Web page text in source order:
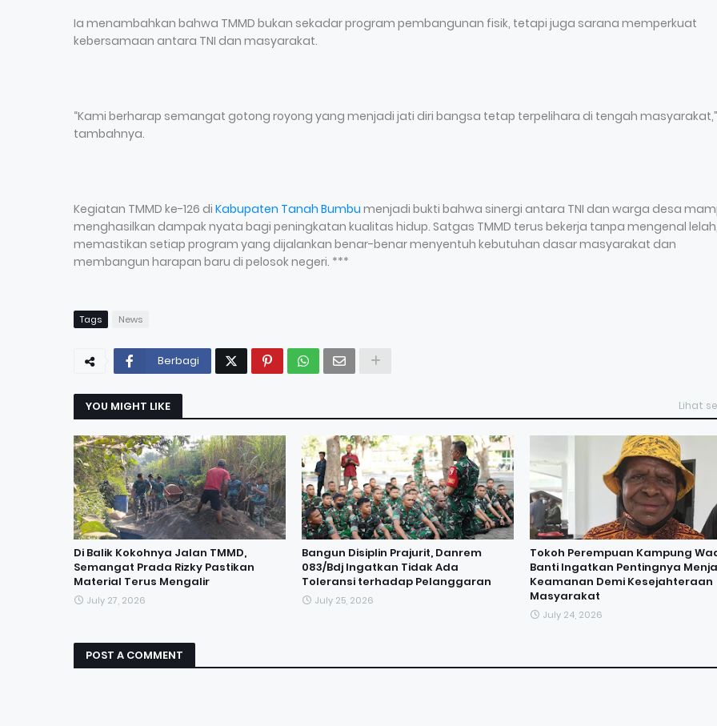
Ia menambahkan bahwa TMMD bukan sekadar program pembangunan fisik, tetapi juga sarana memperkuat
kebersamaan antara TNI dan masyarakat.
“Kami berharap semangat gotong royong yang menjadi jati diri bangsa tetap terpelihara di tengah masyarakat,”
tambahnya.
Kegiatan TMMD ke-126 di Kabupaten Tanah Bumbu menjadi bukti bahwa sinergi antara TNI dan warga desa
menghasilkan dampak nyata bagi peningkatan kualitas hidup. Satgas TMMD terus bekerja tanpa mengenal lelah,
memastikan setiap program yang dijalankan benar-benar menyentuh kebutuhan dasar masyarakat dan
membangun harapan baru di pelosok negeri. ***
Tags News
Berbagi
YOU MIGHT LIKE Lihat
Di Balik Kokohnya Jalan TMMD,
Semangat Prada Rizky Pastikan
Material Terus Mengalir
July 27, 2026
Bangun Disiplin Prajurit, Danrem
083/Bdj Ingatkan Tidak Ada
Toleransi terhadap Pelanggaran
July 25, 2026
Tokoh Perempuan Kampung
Banti Ingatkan Pentingnya
Keamanan Demi Kesejahteraan
Masyarakat
July 24, 2026
POST A COMMENT